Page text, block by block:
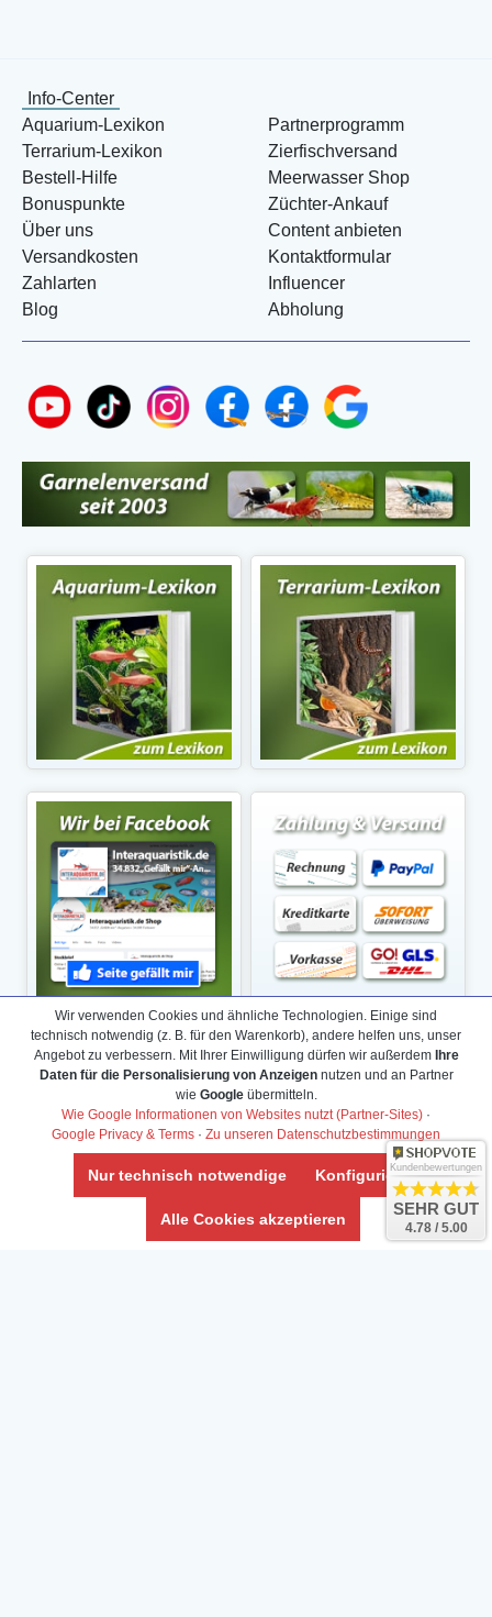
Info-Center
Aquarium-Lexikon
Terrarium-Lexikon
Bestell-Hilfe
Bonuspunkte
Über uns
Versandkosten
Zahlarten
Blog
Partnerprogramm
Zierfischversand
Meerwasser Shop
Züchter-Ankauf
Content anbieten
Kontaktformular
Influencer
Abholung
Wir verwenden Cookies und ähnliche Technologien. Einige sind
technisch notwendig (z. B. für den Warenkorb), andere helfen uns, unser
Angebot zu verbessern. Mit Ihrer Einwilligung dürfen wir außerdem Ihre
Daten für die Personalisierung von Anzeigennutzen und an Partner
wie Googleübermitteln.
Wie Google Informationen von Websites nutzt (Partner-Sites) ·
Google Privacy & Terms · Zu unseren Datenschutzbestimmungen
Nur technisch notwendige Konfigurieren
Alle Cookies akzeptieren
Kundenbewertungen
SEHR GUT
4.78 / 5.00